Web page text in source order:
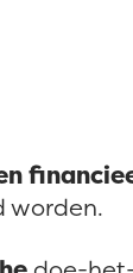
worden.